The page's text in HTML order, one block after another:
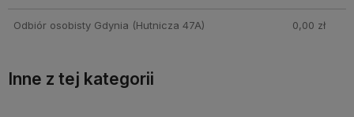
Odbiór osobisty Gdynia (Hutnicza 47A) 0,00 zł
Inne z tej kategorii